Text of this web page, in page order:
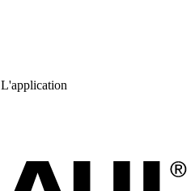
L'application